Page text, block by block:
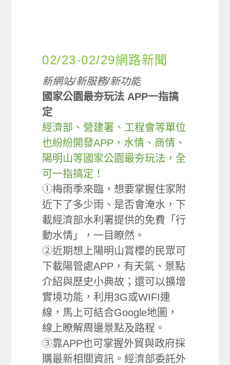
02/23-02/29網路新聞
新網站/新服務/新功能
國家公園最夯玩法 APP一指搞
定
經濟部、營建署、工程會等單位
也紛紛開發APP，水情、商情、
陽明山等國家公園最夯玩法，全
可一指搞定！
①梅雨季來臨，想要掌握住家附
近下了多少雨、是否會淹水，下
載經濟部水利署提供的免費「行
動水情」，一目瞭然。
②近期想上陽明山賞櫻的民眾可
下載陽管處APP，有天氣、景點
介紹與歷史小典故；還可以擴增
實境功能，利用3G或WIFI連
線，馬上可結合Google地圖，
線上瞭解周邊景點及路程。
③靠APP也可掌握外貿與政府採
購最新相關資訊。經濟部委託外